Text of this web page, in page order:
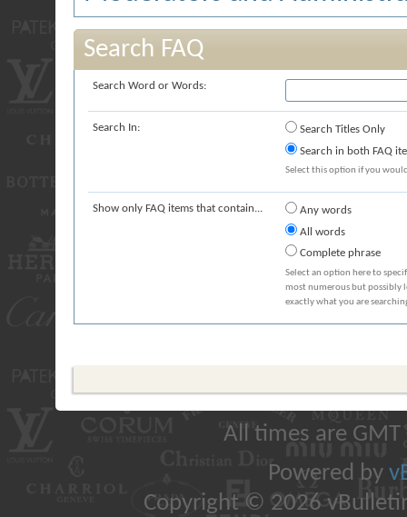
Search FAQ
Search Word or Words:
Search In:
Search Titles Only
Search in both FAQ
Select this option if you
Show only FAQ items that contain...
Any words
All words
Complete phrase
Select an option here to
most numerous but possibly
exactly what you are
All times are
Powered by
Copyright © 2026